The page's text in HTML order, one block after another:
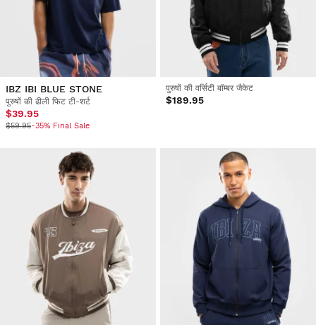
IBZ IBI BLUE STONE
पुरुषों की ढीली फिट टी-शर्ट
$39.95
$59.95-35% Final Sale
पुरुषों की वर्सिटी बॉम्बर जैकेट
$189.95